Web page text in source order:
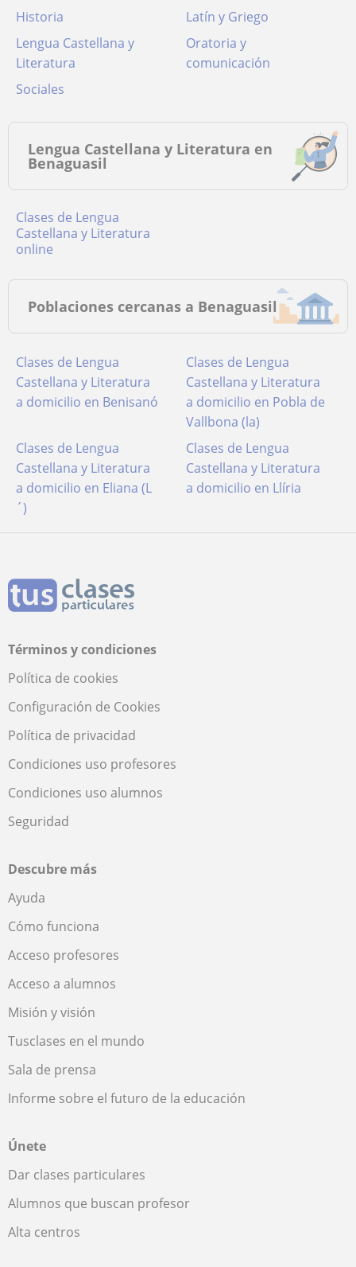
Historia
Latín y Griego
Lengua Castellana y
Literatura
Oratoria y
comunicación
Sociales
Lengua Castellana y Literatura en
Benaguasil
Clases de Lengua
Castellana y Literatura
online
Poblaciones cercanas a Benaguasil
Clases de Lengua
Castellana y Literatura
a domicilio en Benisanó
Clases de Lengua
Castellana y Literatura
a domicilio en Pobla de
Vallbona (la)
Clases de Lengua
Castellana y Literatura
a domicilio en Eliana (L
´)
Clases de Lengua
Castellana y Literatura
a domicilio en Llíria
Términos y condiciones
Política de cookies
Configuración de Cookies
Política de privacidad
Condiciones uso profesores
Condiciones uso alumnos
Seguridad
Descubre más
Ayuda
Cómo funciona
Acceso profesores
Acceso a alumnos
Misión y visión
Tusclases en el mundo
Sala de prensa
Informe sobre el futuro de la educación
Únete
Dar clases particulares
Alumnos que buscan profesor
Alta centros